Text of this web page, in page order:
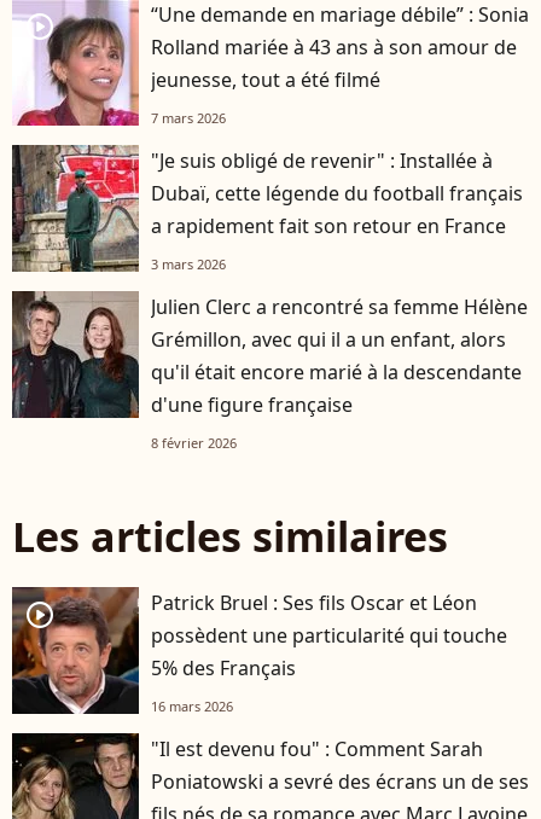
player2
“Une demande en mariage débile” : Sonia
Rolland mariée à 43 ans à son amour de
jeunesse, tout a été filmé
7 mars 2026
"Je suis obligé de revenir" : Installée à
Dubaï, cette légende du football français
a rapidement fait son retour en France
3 mars 2026
Julien Clerc a rencontré sa femme Hélène
Grémillon, avec qui il a un enfant, alors
qu'il était encore marié à la descendante
d'une figure française
8 février 2026
Les articles similaires
player2
Patrick Bruel : Ses fils Oscar et Léon
possèdent une particularité qui touche
5% des Français
16 mars 2026
"Il est devenu fou" : Comment Sarah
Poniatowski a sevré des écrans un de ses